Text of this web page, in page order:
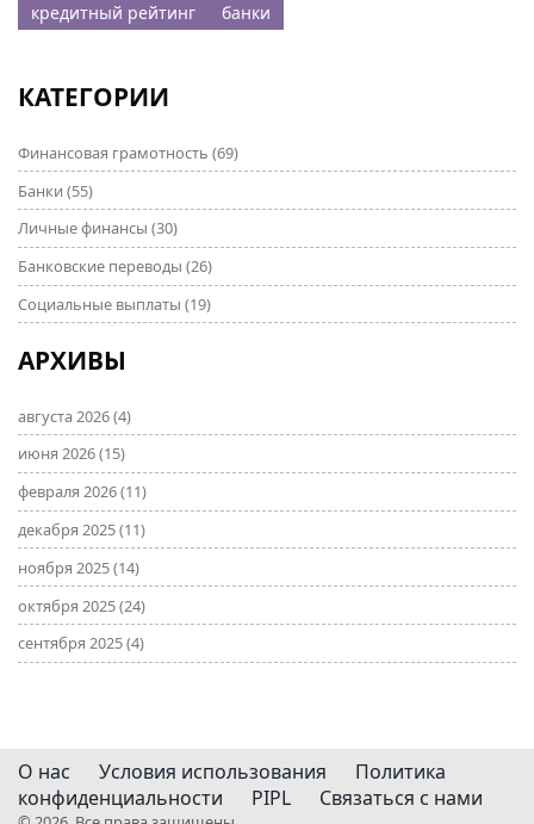
кредитный рейтинг
банки
КАТЕГОРИИ
Финансовая грамотность (69)
Банки (55)
Личные финансы (30)
Банковские переводы (26)
Социальные выплаты (19)
АРХИВЫ
августа 2026(4)
июня 2026(15)
февраля 2026(11)
декабря 2025(11)
ноября 2025(14)
октября 2025(24)
сентября 2025(4)
О нас Условия использования
Политика
конфиденциальности
PIPL Связаться с нами